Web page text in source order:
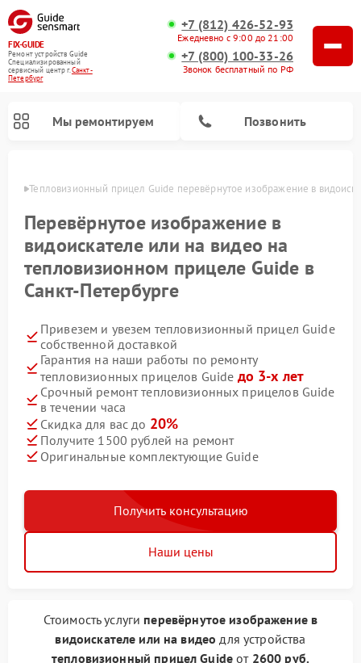
FIX-GUIDE
Ремонт устройств Guide
Специализированный
cервисный центр г.Санкт-
Петербург
+7 (812) 426-52-93
Ежедневно с 9:00 до 21:00
+7 (800) 100-33-26
Звонок бесплатный по РФ
Мы ремонтируем Позвонить
Тепловизионный прицел Guide перевёрнутое изображение в
Перевёрнутое изображение в
видоискателе или на видео на
тепловизионном прицеле Guide в
Санкт-Петербурге
Привезем и увезем тепловизионный прицел Guide
собственной доставкой
Гарантия на наши работы по ремонту
тепловизионных прицелов Guide до 3-х лет
Срочный ремонт тепловизионных прицелов Guide
в течении часа
Скидка для вас до 20%
Получите 1500 рублей на ремонт
Оригинальные комплектующие Guide
Получить консультацию
Наши цены
Стоимость услуги перевёрнутое изображение в
видоискателе или на видеодля устройства
тепловизионный прицел Guide от 2600 руб.